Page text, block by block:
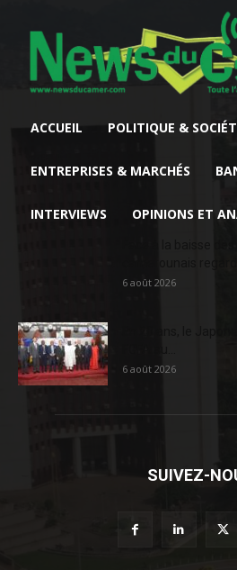
ACCUEIL POLITIQUE &
ENTREPRISES & MARCHÉS
INTERVIEWS OPINIONS ET
6 août 2026
6 août 2026
SUIVEZ-